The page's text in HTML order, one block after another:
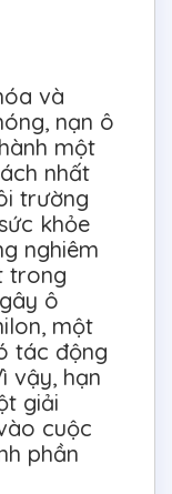
và
nạn ô
một
nhất
trường
khỏe
nghiêm
trong
ô
một
tác động
vậy, hạn
giải
cuộc
phần